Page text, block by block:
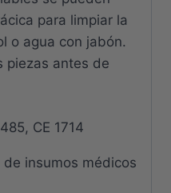
para limpiar la
o agua con jabón.
piezas antes de
CE 1714
insumos médicos